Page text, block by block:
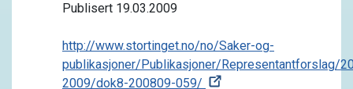
Publisert 19.03.2009
http://www.stortinget.no/no/Saker-og-
publikasjoner/Publikasjoner/Representantforslag/
2009/dok8-200809-059/